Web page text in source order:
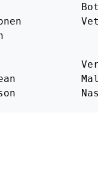
Button